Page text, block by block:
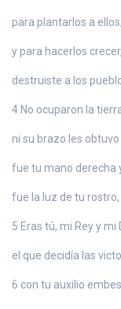
para plantarlos a ellos;
y para hacerlos crecer,
destruiste a los
4 No ocuparon la
ni su brazo les
fue tu mano derecha
fue la luz de tu
5 Eras tú, mi Rey y mi
el que decidía las
6 con tu auxilio